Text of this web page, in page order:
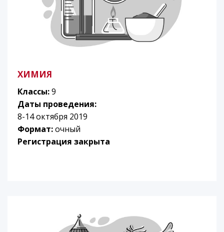
ХИМИЯ
Классы:9
Даты проведения:
8-14 октября 2019
Формат:очный
Регистрация закрыта